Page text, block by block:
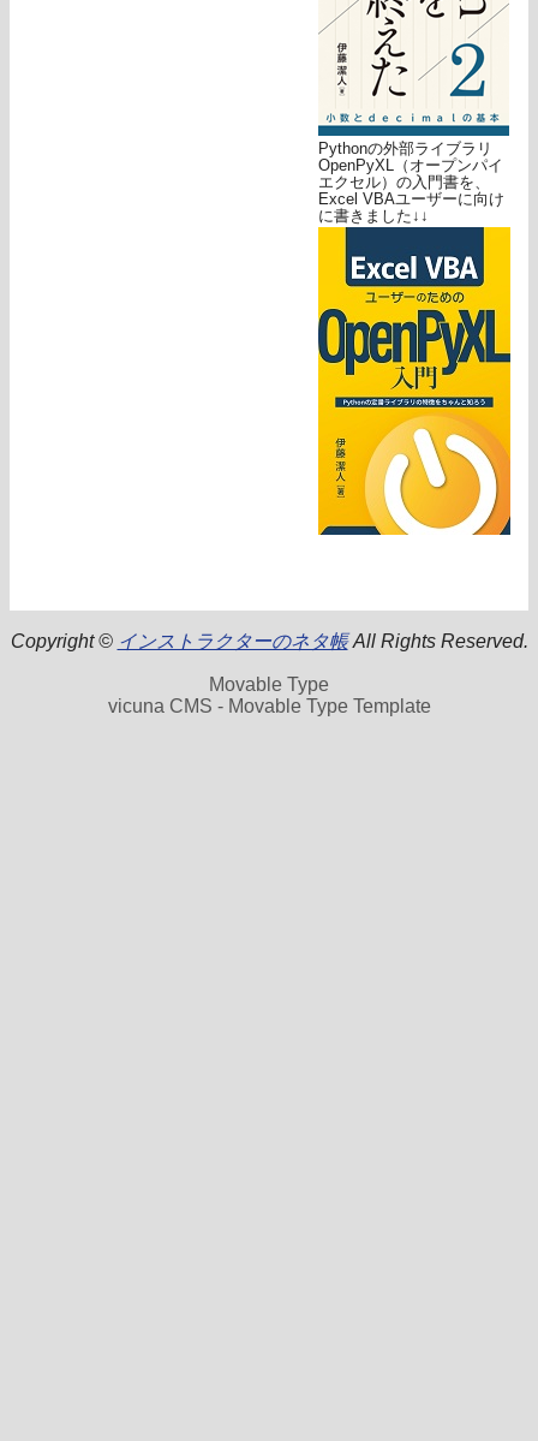
Pythonの外部ライブラリ
OpenPyXL（オープンパイ
エクセル）の入門書を、
Excel VBAユーザーに向け
に書きました↓↓
Copyright © インストラクターのネタ帳All Rights Reserved.
Movable Type
vicuna CMS - Movable Type Template